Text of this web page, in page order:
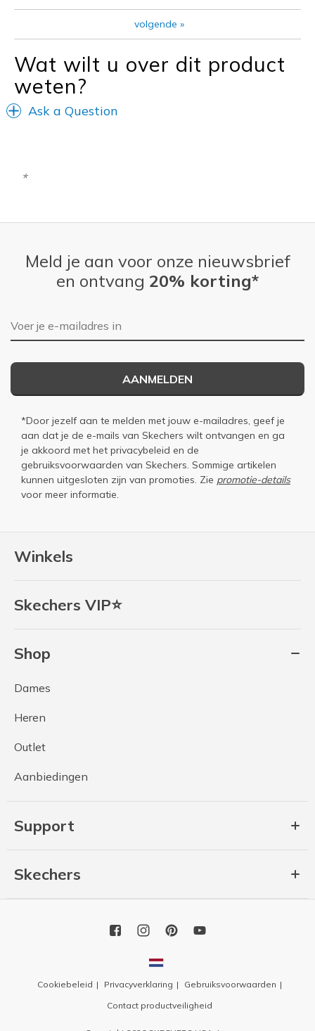
volgende »
Wat wilt u over dit product
weten?
Ask a Question
Winkels
Skechers VIP⭐
Shop
Dames
Heren
Outlet
Aanbiedingen
Support
Skechers
Meld je aan voor onze nieuwsbrief
en ontvang 20% korting*
E-mailadres
AANMELDEN
*Door jezelf aan te melden met jouw e-mailadres, geef je
aan dat je de e-mails van Skechers wilt ontvangen en ga
je akkoord met het privacybeleid en de
gebruiksvoorwaarden van Skechers. Sommige artikelen
kunnen uitgesloten zijn van promoties. Zie promotie-details
voor meer informatie.
Cookiebeleid Privacyverklaring
Gebruiksvoorwaarden
Contact productveiligheid